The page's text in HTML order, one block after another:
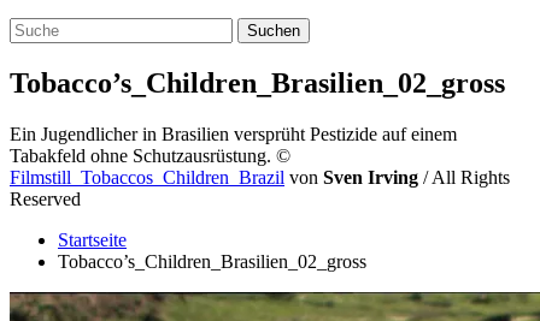
Tobacco’s_Children_Brasilien_02_gross
Ein Jugendlicher in Brasilien versprüht Pestizide auf einem
Tabakfeld ohne Schutzausrüstung. ©
Filmstill_Tobaccos_Children_Brazil von Sven Irving / All Rights
Reserved
Startseite
Tobacco’s_Children_Brasilien_02_gross